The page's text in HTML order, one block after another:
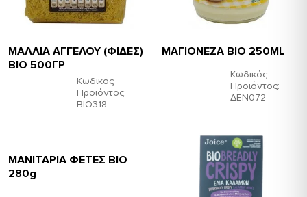
Κωδικός
Προϊόντος:
ΒΙΟ318
ΜΑΛΛΙΑ ΑΓΓΕΛΟΥ (ΦΙΔΕΣ)
ΒΙΟ 500ΓΡ
Κωδικός
Προϊόντος:
ΔΕΝ072
ΜΑΓΙΟΝΕΖΑ ΒΙΟ 250ML
ΜΑΝΙΤΑΡΙΑ ΦΕΤΕΣ ΒΙΟ
280g